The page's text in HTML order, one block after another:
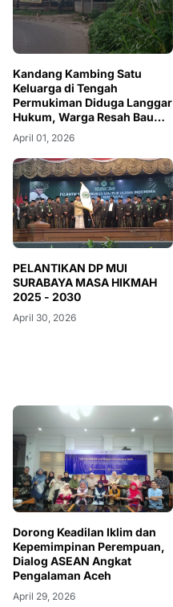
Kandang Kambing Satu
Keluarga di Tengah
Permukiman Diduga Langgar
Hukum, Warga Resah Bau
dan Ancaman Penyakit
April 01, 2026
PELANTIKAN DP MUI
SURABAYA MASA HIKMAH
2025 - 2030
April 30, 2026
Dorong Keadilan Iklim dan
Kepemimpinan Perempuan,
Dialog ASEAN Angkat
Pengalaman Aceh
April 29, 2026